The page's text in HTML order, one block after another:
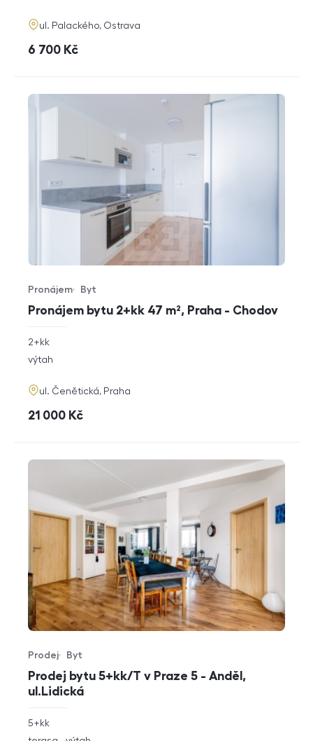
adresa
ul. Palackého, Ostrava
cena
6 700 Kč
Pronájem bytu 2+kk 47 m², Praha - Chodov
Typ nabídky
Pronájem
Typ nemovitosti
Byt
rozměry
dispozice
2+kk
funkce
výtah
adresa
ul. Čenětická, Praha
cena
21 000 Kč
Prodej bytu 5+kk/T v Praze 5 - Anděl,
ul.Lidická
Typ nabídky
Prodej
Typ nemovitosti
Byt
rozměry
5+kk